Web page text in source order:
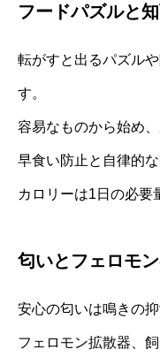
フードパズルと
転がすと出るパズル
す。
容易なものから始め
早食い防止と自律的
カロリーは1日の必要
匂いとフェロモ
安心の匂いは鳴きの抑
フェロモン拡散器、